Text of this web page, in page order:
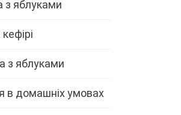
з яблуками
з яблуками
в домашніх умовах